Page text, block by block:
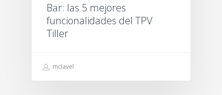
Bar: las 5 mejores
funcionalidades del TPV
Tiller
mclavel